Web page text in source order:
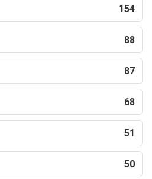
154
88
87
68
51
50